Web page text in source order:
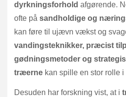
dyrkningsforhold afgørende.
ofte på sandholdige og
kan føre til ujævn vækst og
vandingsteknikker, præcist
gødningsmetoder og
træerne kan spille en stor rolle i
Desuden har forskning vist, at i